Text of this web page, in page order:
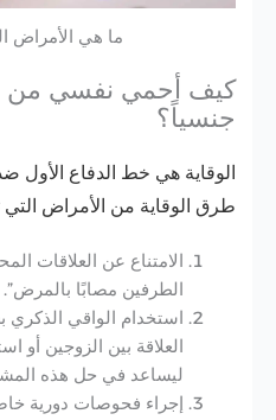
ما هي الأمراض
كيف أحمي نفسي من
جنسياً؟
الوقاية هي خط الدفاع الأول
طرق الوقاية من الأمراض التي
الامتناع عن العلاقات
الطرفين مصابًا بالمرض”.
استخدام الواقي الذكري
العلاقة بين الزوجين
ليساعد في حل هذه
إجراء فحوصات دورية